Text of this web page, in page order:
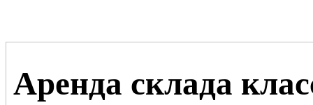
Аренда склада